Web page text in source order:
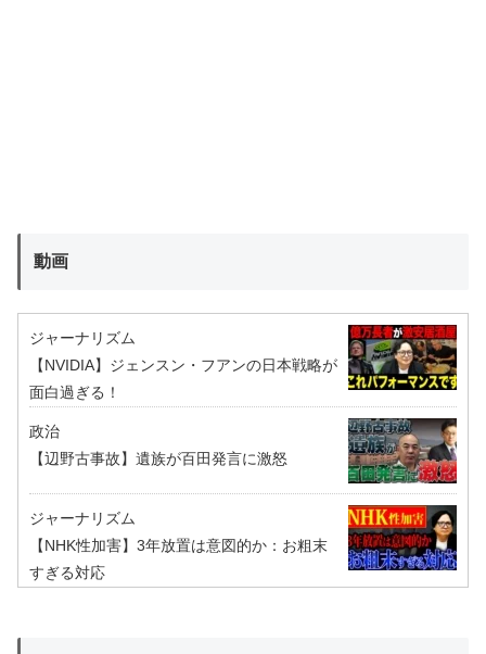
動画
ジャーナリズム
【NVIDIA】ジェンスン・フアンの日本戦略が
面白過ぎる！
政治
【辺野古事故】遺族が百田発言に激怒
ジャーナリズム
【NHK性加害】3年放置は意図的か：お粗末
すぎる対応